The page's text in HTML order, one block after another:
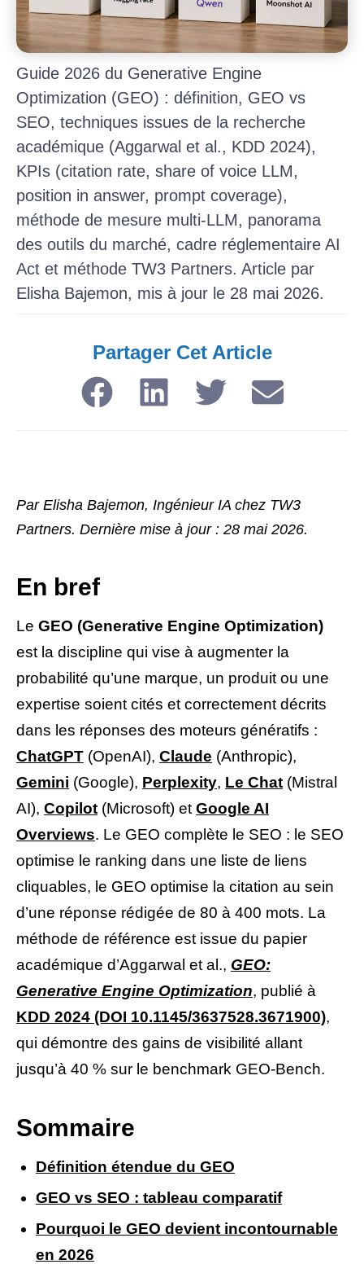
Guide 2026 du Generative Engine
Optimization (GEO) : définition, GEO vs
SEO, techniques issues de la recherche
académique (Aggarwal et al., KDD 2024),
KPIs (citation rate, share of voice LLM,
position in answer, prompt coverage),
méthode de mesure multi-LLM, panorama
des outils du marché, cadre réglementaire AI
Act et méthode TW3 Partners. Article par
Elisha Bajemon, mis à jour le 28 mai 2026.
Partager Cet Article​
Par Elisha Bajemon, Ingénieur IA chez TW3
Partners. Dernière mise à jour : 28 mai 2026.
En bref
Le GEO (Generative Engine Optimization)
est la discipline qui vise à augmenter la
probabilité qu’une marque, un produit ou une
expertise soient cités et correctement décrits
dans les réponses des moteurs génératifs :
ChatGPT (OpenAI), Claude (Anthropic),
Gemini (Google), Perplexity, Le Chat (Mistral
AI), Copilot (Microsoft) et Google AI
Overviews. Le GEO complète le SEO : le SEO
optimise le ranking dans une liste de liens
cliquables, le GEO optimise la citation au sein
d’une réponse rédigée de 80 à 400 mots. La
méthode de référence est issue du papier
académique d’Aggarwal et al., GEO:
Generative Engine Optimization, publié à
KDD 2024 (DOI 10.1145/3637528.3671900),
qui démontre des gains de visibilité allant
jusqu’à 40 % sur le benchmark GEO-Bench.
Sommaire
Définition étendue du GEO
GEO vs SEO : tableau comparatif
Pourquoi le GEO devient incontournable
en 2026